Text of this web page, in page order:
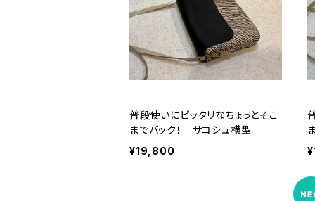
普段使いにピッタリなちょっとそこ
までバック！ サコシュ横型
¥19,800